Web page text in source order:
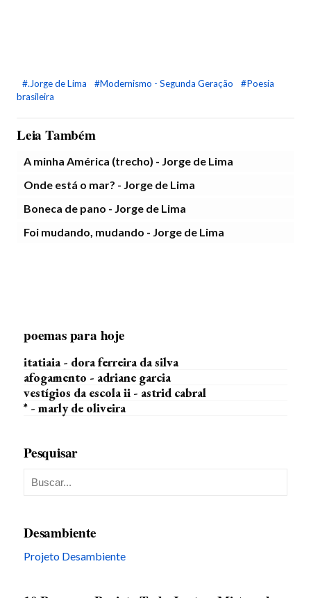
#.Jorge de Lima #Modernismo - Segunda Geração
#Poesia
brasileira
Leia Também
A minha América (trecho) - Jorge de Lima
Onde está o mar? - Jorge de Lima
Boneca de pano - Jorge de Lima
Foi mudando, mudando - Jorge de Lima
poemas para hoje
itatiaia - dora ferreira da silva
afogamento - adriane garcia
vestígios da escola ii - astrid cabral
* - marly de oliveira
Pesquisar
Desambiente
Projeto Desambiente